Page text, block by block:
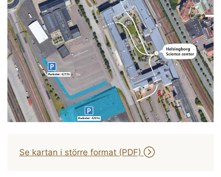
Se kartan i större format (PDF)